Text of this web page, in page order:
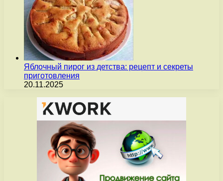
Яблочный пирог из детства: рецепт и секреты
приготовления
20.11.2025